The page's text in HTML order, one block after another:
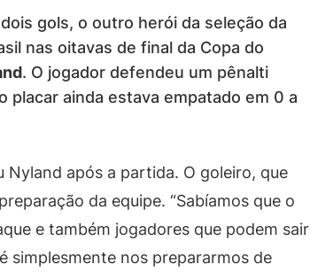
gols, o outro herói da seleção da
nas oitavas de final da Copa do
. O jogador defendeu um pênalti
placar ainda estava empatado em 0 a
Nyland após a partida. O goleiro, que
da equipe. “Sabíamos que o
e também jogadores que podem sair
simplesmente nos prepararmos de